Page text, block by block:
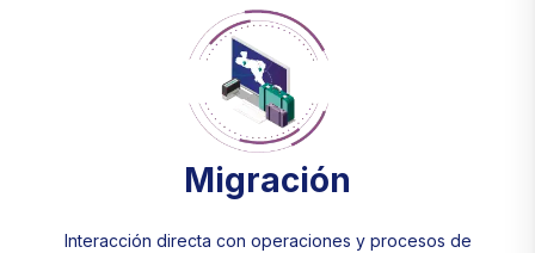
Migración
Interacción directa con operaciones y procesos de